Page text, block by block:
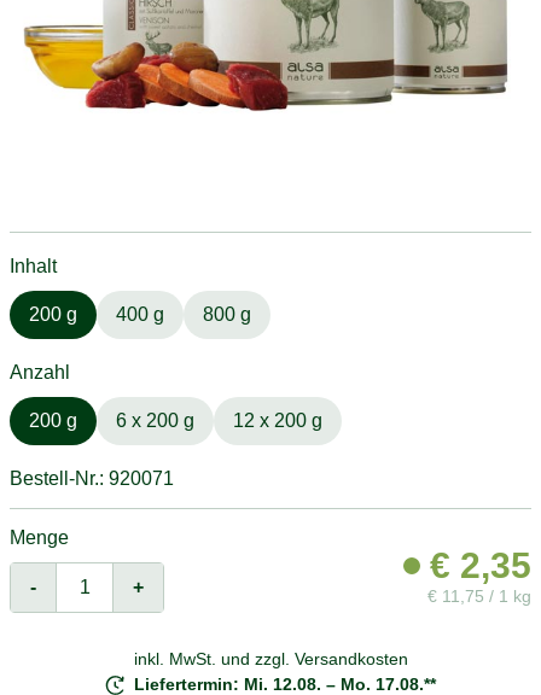
Inhalt
200 g 400 g 800 g
Anzahl
200 g 6 x 200 g 12 x 200 g
Bestell-Nr.: 920071
Menge
- +
€ 2,35
€ 11,75 / 1 kg
inkl. MwSt. und zzgl. Versandkosten
Liefertermin: Mi. 12.08. – Mo. 17.08.**